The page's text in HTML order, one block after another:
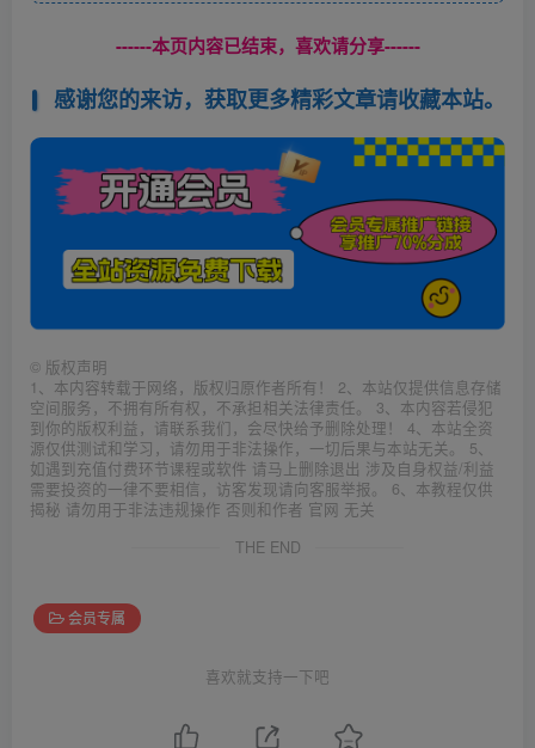
------本页内容已结束，喜欢请分享------
感谢您的来访，获取更多精彩文章请收藏本站。
© 版权声明
1、本内容转载于网络，版权归原作者所有！ 2、本站仅提供信息存储
空间服务，不拥有所有权，不承担相关法律责任。 3、本内容若侵犯
到你的版权利益，请联系我们，会尽快给予删除处理！ 4、本站全资
源仅供测试和学习，请勿用于非法操作，一切后果与本站无关。 5、
如遇到充值付费环节课程或软件 请马上删除退出 涉及自身权益/利益
需要投资的一律不要相信，访客发现请向客服举报。 6、本教程仅供
揭秘 请勿用于非法违规操作 否则和作者 官网 无关
THE END
会员专属
喜欢就支持一下吧